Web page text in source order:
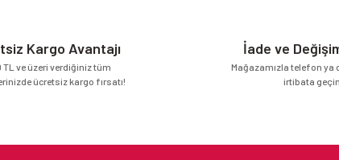
Kargo Avantajı
TL ve üzeri verdiğiniz tüm
ücretsiz kargo fırsatı!
İade ve
Mağazamızla telefon ya
irtibata